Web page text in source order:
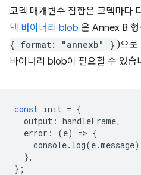
코덱 매개변수 집합은 코덱마다
덱 바이너리 blob 은 Annex B
{ format: "annexb" } )으로
바이너리 blob이 필요할 수 있습
const init = {
output : handleFrame,
error : (e) => {
console. log(e.message
},
};